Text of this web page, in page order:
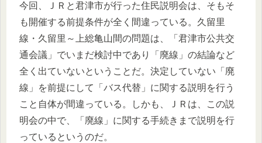
今回、ＪＲと君津市が行った住民説明会は、そもそ
も開催する前提条件が全く間違っている。久留里
線・久留里～上総亀山間の問題は、「君津市公共交
通会議」でいまだ検討中であり「廃線」の結論など
全く出ていないということだ。決定していない「廃
線」を前提にして「バス代替」に関する説明を行う
こと自体が間違っている。しかも、ＪＲは、この説
明会の中で、「廃線」に関する手続きまで説明を行
っているというのだ。